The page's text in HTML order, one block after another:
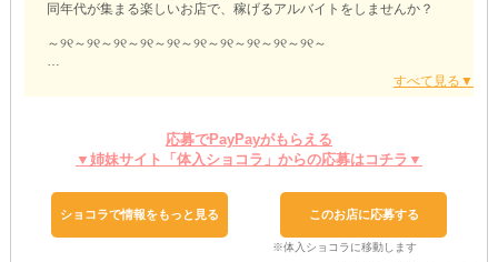
同年代が集まる楽しいお店で、稼げるアルバイトをしませんか？
～୨୧～୨୧～୨୧～୨୧～୨୧～୨୧～୨୧～୨୧～୨୧～୨୧～
●お給料は全額日払いOK！
お仕事したその日に給与が受け取れる嬉しい待遇！
応募でPayPayがもらえる
▼姉妹サイト「体入ショコラ」からの応募はコチラ▼
ショコラで情報をもっと見る このお店に応募する